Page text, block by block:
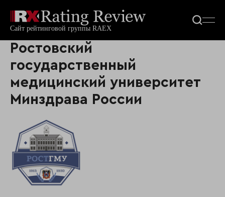
Ростовский
государственный
медицинский университет
Минздрава России